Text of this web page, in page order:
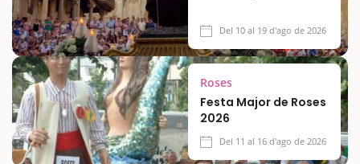
Del 10 al 19 d'ago de 2026
Roses
Festa Major de Roses
2026
Del 11 al 16 d'ago de 2026